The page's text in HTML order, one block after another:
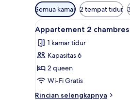
Filter
tersedia
untuk
kamar
Semua kamar 2 tempat tidur
Lihat
semua
foto
untuk
Appartement
2
chambres
4
Appartement 2 chambres
1 kamar tidur
Kapasitas 6
2 queen
Wi-Fi Gratis
Rincian selengkapnya
Rincian